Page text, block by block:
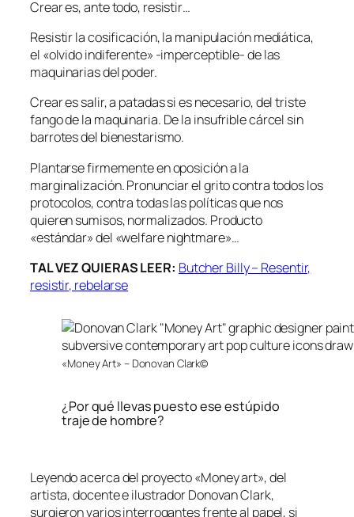
Crear es, ante todo, resistir…
Resistir la cosificación, la manipulación mediática,
el «olvido indiferente» -imperceptible- de las
maquinarias del poder.
Crear es salir, a patadas si es necesario, del triste
fango de la maquinaria. De la insufrible cárcel sin
barrotes del bienestarismo.
Plantarse firmemente en oposición a la
marginalización. Pronunciar el grito contra todos los
protocolos, contra todas las políticas que nos
quieren sumisos, normalizados. Producto
«estándar» del «welfare nightmare»…
TAL VEZ QUIERAS LEER: Butcher Billy – Resentir,
resistir, rebelarse
«Money Art» – Donovan Clark©
¿Por qué llevas puesto ese estúpido
traje de hombre?
Leyendo acerca del proyecto «Money art», del
artista, docente e ilustrador Donovan Clark,
surgieron varios interrogantes frente al papel, si